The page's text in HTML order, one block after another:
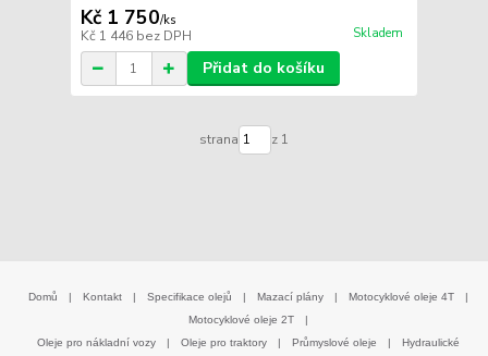
Kč 1 750/ks
Kč 1 446 bez DPH Skladem
Přidat do košíku
strana z 1
Domů | Kontakt | Specifikace olejů | Mazací plány | Motocyklové oleje 4T
|
Motocyklové oleje 2T
|
Oleje pro nákladní vozy
| Oleje pro traktory | Průmyslové oleje |
Hydraulické